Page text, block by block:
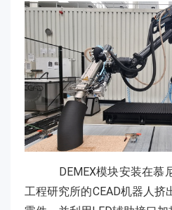
DEMEX模块安装在慕
工程研究所的CEAD机器人挤